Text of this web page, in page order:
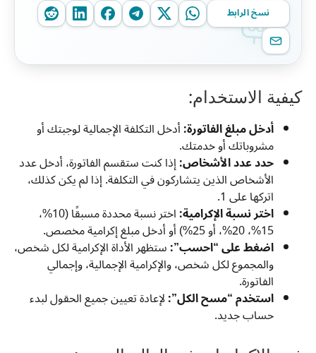
نسخ الرابط
كيفية الاستخدام:
أدخل مبلغ الفاتورة:أدخل التكلفة الإجمالية لوجبتك أو
مشروباتك أو خدمتك.
حدد عدد الأشخاص:إذا كنت ستقسم الفاتورة، أدخل عدد
الأشخاص الذين يتشاركون في التكلفة. إذا لم يكن كذلك،
اتركها على 1.
اختر نسبة الإكرامية: اختر نسبة محددة مسبقًا (10%،
15%، 20%، أو 25%) أو أدخل مبلغ إكرامية مخصص.
اضغط على “احسب”:ستظهر الأداة الإكرامية لكل شخص،
والمجموع لكل شخص، والإكرامية الإجمالية، وإجمالي
الفاتورة.
استخدم “مسح الكل”:لإعادة تعيين جميع الحقول لبدء
حساب جديد.